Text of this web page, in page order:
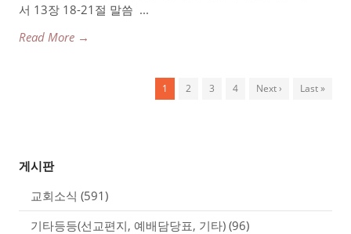
서 13장 18-21절 말씀 ...
Read More →
1 2 3 4 Next › Last »
게시판
교회소식 (591)
기타등등(선교편지, 예배담당표, 기타) (96)